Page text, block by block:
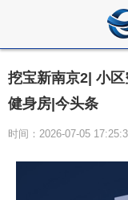
挖宝新南京2| 小
健身房|今头条
时间：2026-07-05